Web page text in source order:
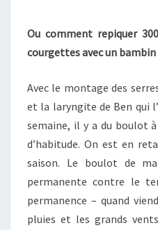
Ou comment repiquer
courgettes avec un bambin
Avec le montage des
et la laryngite de Ben qui
semaine, il y a du boulot
d’habitude. On est en
saison. Le boulot de
permanente contre le
permanence – quand
pluies et les grands